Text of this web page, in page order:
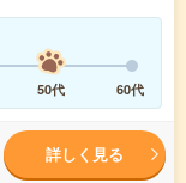
50代 60代
詳しく見る